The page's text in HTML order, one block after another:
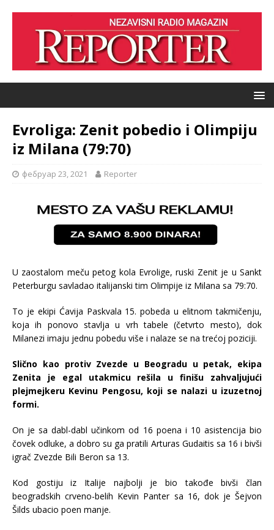
Evroliga: Zenit pobedio i Olimpiju
iz Milana (79:70)
фебруар 23, 2021 Reporter
U zaostalom meču petog kola Evrolige, ruski Zenit je u Sankt
Peterburgu savladao italijanski tim Olimpije iz Milana sa 79:70.
To je ekipi Ćavija Paskvala 15. pobeda u elitnom takmičenju,
koja ih ponovo stavlja u vrh tabele (četvrto mesto), dok
Milanezi imaju jednu pobedu više i nalaze se na trećoj poziciji.
Slično kao protiv Zvezde u Beogradu u petak, ekipa
Zenita je egal utakmicu rešila u finišu zahvaljujući
plejmejkeru Kevinu Pengosu, koji se nalazi u izuzetnoj
formi.
On je sa dabl-dabl učinkom od 16 poena i 10 asistencija bio
čovek odluke, a dobro su ga pratili Arturas Gudaitis sa 16 i bivši
igrač Zvezde Bili Beron sa 13.
Kod gostiju iz Italije najbolji je bio takođe bivši član
beogradskih crveno-belih Kevin Panter sa 16, dok je Šejvon
Šilds ubacio poen manje.